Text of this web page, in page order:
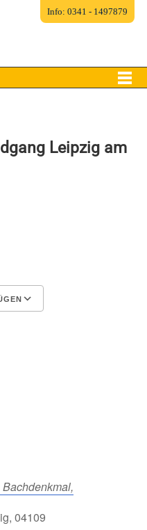
Leipzig am
04109
Info: 0341 - 1497879